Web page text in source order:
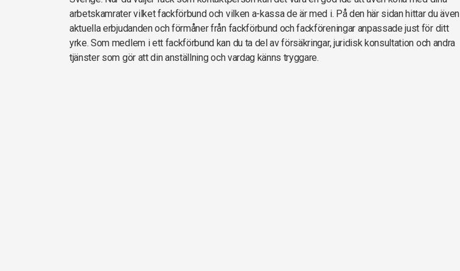
arbetskamrater vilket fackförbund och vilken a-kassa de är med i. På den här sidan hittar du även
aktuella erbjudanden och förmåner från fackförbund och fackföreningar anpassade just för ditt
yrke. Som medlem i ett fackförbund kan du ta del av försäkringar, juridisk konsultation och andra
tjänster som gör att din anställning och vardag känns tryggare.